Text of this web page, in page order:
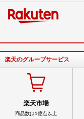
楽天のグループサービス
楽天市場
商品数は1億点以上